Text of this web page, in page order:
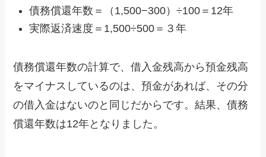
債務償還年数＝（1,500−300）÷100＝12年
実際返済速度＝1,500÷500＝３年
債務償還年数の計算で、借入金残高から預金残高
をマイナスしているのは、預金があれば、その分
の借入金はないのと同じだからです。結果、債務
償還年数は12年となりました。